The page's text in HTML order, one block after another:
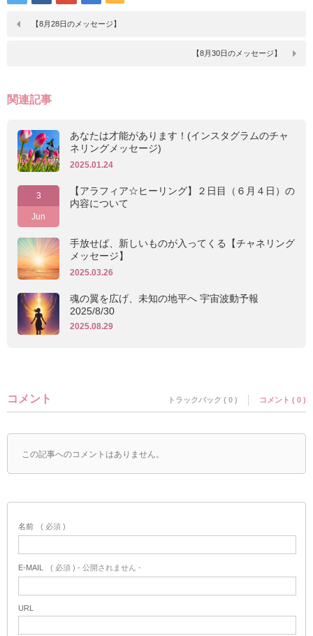
【8月28日のメッセージ】
【8月30日のメッセージ】
関連記事
あなたは才能があります！(インスタグラムのチャ
ネリングメッセージ)
2025.01.24
3
Jun
【アラフィア☆ヒーリング】２日目（６月４日）の
内容について
手放せば、新しいものが入ってくる【チャネリング
メッセージ】
2025.03.26
魂の翼を広げ、未知の地平へ 宇宙波動予報
2025/8/30
2025.08.29
コメント トラックバック ( 0 ) コメント ( 0 )
この記事へのコメントはありません。
名前 ( 必須 )
E-MAIL ( 必須 ) - 公開されません -
URL